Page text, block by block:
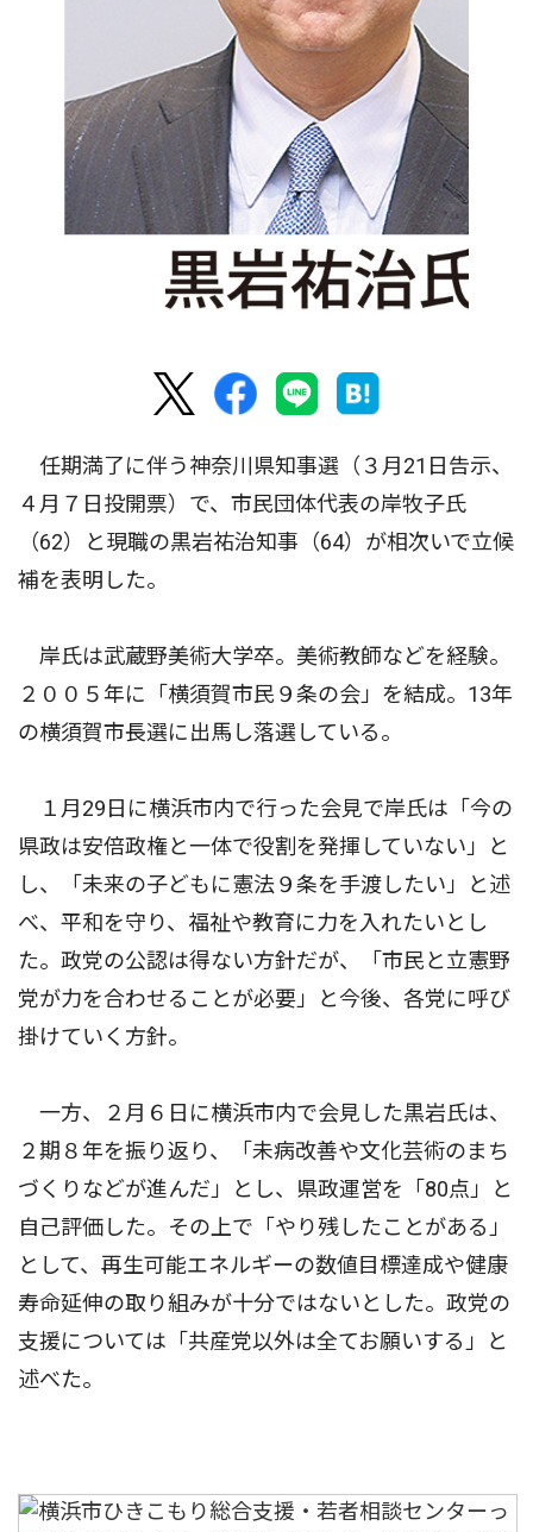
任期満了に伴う神奈川県知事選（３月21日告示、
４月７日投開票）で、市民団体代表の岸牧子氏
（62）と現職の黒岩祐治知事（64）が相次いで立候
補を表明した。
岸氏は武蔵野美術大学卒。美術教師などを経験。
２００５年に「横須賀市民９条の会」を結成。13年
の横須賀市長選に出馬し落選している。
１月29日に横浜市内で行った会見で岸氏は「今の
県政は安倍政権と一体で役割を発揮していない」と
し、「未来の子どもに憲法９条を手渡したい」と述
べ、平和を守り、福祉や教育に力を入れたいとし
た。政党の公認は得ない方針だが、「市民と立憲野
党が力を合わせることが必要」と今後、各党に呼び
掛けていく方針。
一方、２月６日に横浜市内で会見した黒岩氏は、
２期８年を振り返り、「未病改善や文化芸術のまち
づくりなどが進んだ」とし、県政運営を「80点」と
自己評価した。その上で「やり残したことがある」
として、再生可能エネルギーの数値目標達成や健康
寿命延伸の取り組みが十分ではないとした。政党の
支援については「共産党以外は全てお願いする」と
述べた。